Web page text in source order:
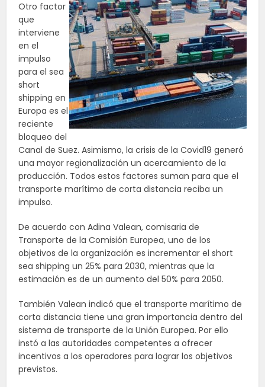
Otro factor
que
interviene
en el
impulso
para el sea
short
shipping en
Europa es el
reciente
bloqueo del
Canal de Suez. Asimismo, la crisis de la Covid19 generó
una mayor regionalización un acercamiento de la
producción. Todos estos factores suman para que el
transporte marítimo de corta distancia reciba un
impulso.
De acuerdo con Adina Valean, comisaria de
Transporte de la Comisión Europea, uno de los
objetivos de la organización es incrementar el short
sea shipping un 25% para 2030, mientras que la
estimación es de un aumento del 50% para 2050.
También Valean indicó que el transporte marítimo de
corta distancia tiene una gran importancia dentro del
sistema de transporte de la Unión Europea. Por ello
instó a las autoridades competentes a ofrecer
incentivos a los operadores para lograr los objetivos
previstos.